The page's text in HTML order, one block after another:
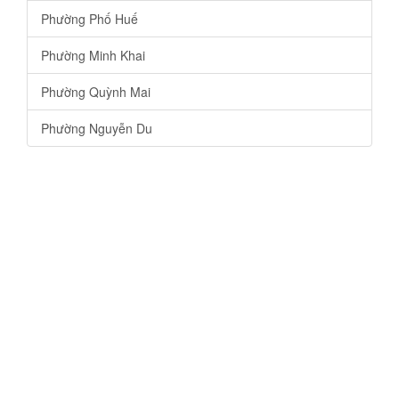
Phường Phố Huế
Phường Minh Khai
Phường Quỳnh Mai
Phường Nguyễn Du